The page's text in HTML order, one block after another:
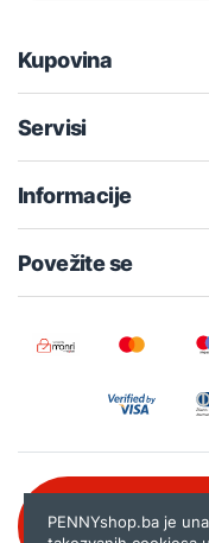
Kupovina
Servisi
Informacije
Povežite se
PENNYshop.ba je